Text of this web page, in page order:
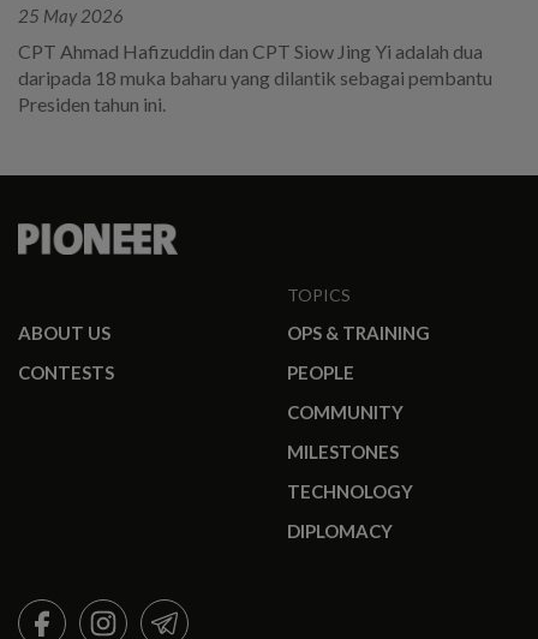
25 May 2026
CPT Ahmad Hafizuddin dan CPT Siow Jing Yi adalah dua
daripada 18 muka baharu yang dilantik sebagai pembantu
Presiden tahun ini.
ABOUT US
CONTESTS
TOPICS
OPS & TRAINING
PEOPLE
COMMUNITY
MILESTONES
TECHNOLOGY
DIPLOMACY
FACEBOOKINSTAGRAMTELEGRAM